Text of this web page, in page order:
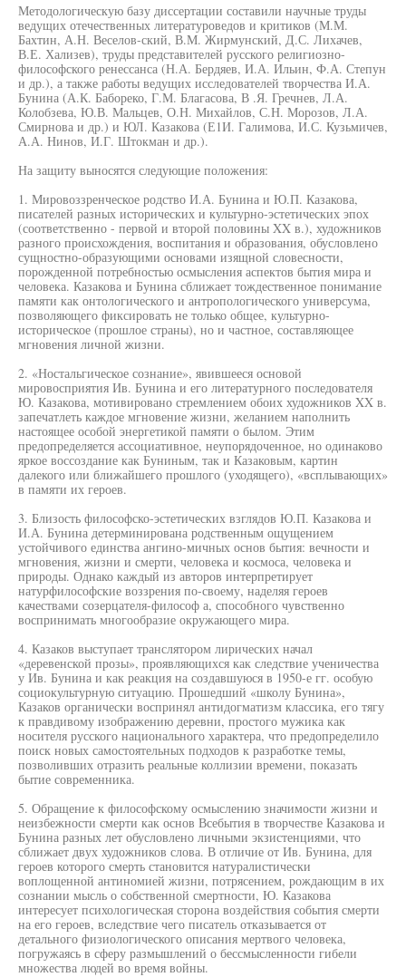
Методологическую базу диссертации составили научные труды
ведущих отечественных литературоведов и критиков (М.М.
Бахтин, А.Н. Веселов-ский, В.М. Жирмунский, Д.С. Лихачев,
В.Е. Хализев), труды представителей русского религиозно-
философского ренессанса (Н.А. Бердяев, И.А. Ильин, Ф.А. Степун
и др.), а также работы ведущих исследователей творчества И.А.
Бунина (А.К. Бабореко, Г.М. Благасова, В .Я. Гречнев, Л.А.
Колобзева, Ю.В. Мальцев, О.Н. Михайлов, С.Н. Морозов, Л.А.
Смирнова и др.) и ЮЛ. Казакова (Е1И. Галимова, И.С. Кузьмичев,
А.А. Нинов, И.Г. Штокман и др.).
На защиту выносятся следующие положения:
1. Мировоззренческое родство И.А. Бунина и Ю.П. Казакова,
писателей разных исторических и культурно-эстетических эпох
(соответственно - первой и второй половины XX в.), художников
разного происхождения, воспитания и образования, обусловлено
сущностно-образующими основами изящной словесности,
порожденной потребностью осмысления аспектов бытия мира и
человека. Казакова и Бунина сближает тождественное понимание
памяти как онтологического и антропологического универсума,
позволяющего фиксировать не только общее, культурно-
историческое (прошлое страны), но и частное, составляющее
мгновения личной жизни.
2. «Ностальгическое сознание», явившееся основой
мировосприятия Ив. Бунина и его литературного последователя
Ю. Казакова, мотивировано стремлением обоих художников XX в.
запечатлеть каждое мгновение жизни, желанием наполнить
настоящее особой энергетикой памяти о былом. Этим
предопределяется ассоциативное, неупорядоченное, но одинаково
яркое воссоздание как Буниным, так и Казаковым, картин
далекого или ближайшего прошлого (уходящего), «всплывающих»
в памяти их героев.
3. Близость философско-эстетических взглядов Ю.П. Казакова и
И.А. Бунина детерминирована родственным ощущением
устойчивого единства ангино-мичных основ бытия: вечности и
мгновения, жизни и смерти, человека и космоса, человека и
природы. Однако каждый из авторов интерпретирует
натурфилософские воззрения по-своему, наделяя героев
качествами созерцателя-философ а, способного чувственно
воспринимать многообразие окружающего мира.
4. Казаков выступает транслятором лирических начал
«деревенской прозы», проявляющихся как следствие ученичества
у Ив. Бунина и как реакция на создавшуюся в 1950-е гг. особую
социокультурную ситуацию. Прошедший «школу Бунина»,
Казаков органически воспринял антидогматизм классика, его тягу
к правдивому изображению деревни, простого мужика как
носителя русского национального характера, что предопределило
поиск новых самостоятельных подходов к разработке темы,
позволивших отразить реальные коллизии времени, показать
бытие современника.
5. Обращение к философскому осмыслению значимости жизни и
неизбежности смерти как основ Всебытия в творчестве Казакова и
Бунина разных лет обусловлено личными экзистенциями, что
сближает двух художников слова. В отличие от Ив. Бунина, для
героев которого смерть становится натуралистически
воплощенной антиномией жизни, потрясением, рождающим в их
сознании мысль о собственной смертности, Ю. Казакова
интересует психологическая сторона воздействия события смерти
на его героев, вследствие чего писатель отказывается от
детального физиологического описания мертвого человека,
погружаясь в сферу размышлений о бессмысленности гибели
множества людей во время войны.